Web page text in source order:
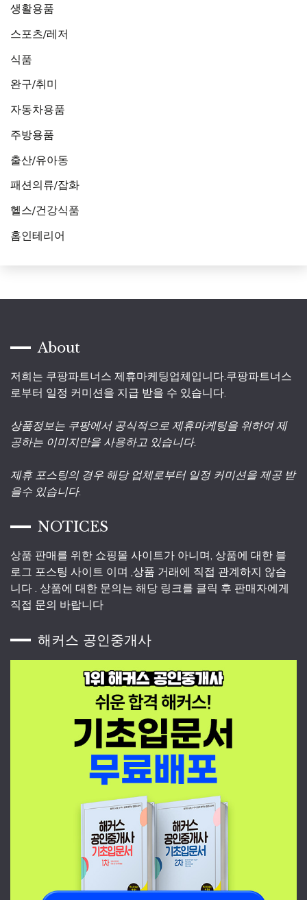
생활용품
스포츠/레저
식품
완구/취미
자동차용품
주방용품
출산/유아동
패션의류/잡화
헬스/건강식품
홈인테리어
About
저희는 쿠팡파트너스 제휴마케팅업체입니다.쿠팡파트너스
로부터 일정 커미션을 지급 받을 수 있습니다.
상품정보는 쿠팡에서 공식적으로 제휴마케팅을 위하여 제
공하는 이미지만을 사용하고 있습니다.
제휴 포스팅의 경우 해당 업체로부터 일정 커미션을 제공 받
을수 있습니다.
NOTICES
상품 판매를 위한 쇼핑몰 사이트가 아니며, 상품에 대한 블
로그 포스팅 사이트 이며 ,상품 거래에 직접 관계하지 않습
니다 . 상품에 대한 문의는 해당 링크를 클릭 후 판매자에게
직접 문의 바랍니다
해커스 공인중개사